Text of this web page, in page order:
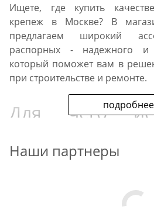
подробнее
Ищете, где купить
крепеж в Москве? В
предлагаем широкий
распорных - надежного и
который поможет вам в
при строительстве и ремонте.
Для чего
Дюбели распорные - это
строительстве и ремонте.
крепления различных
Наши партнеры